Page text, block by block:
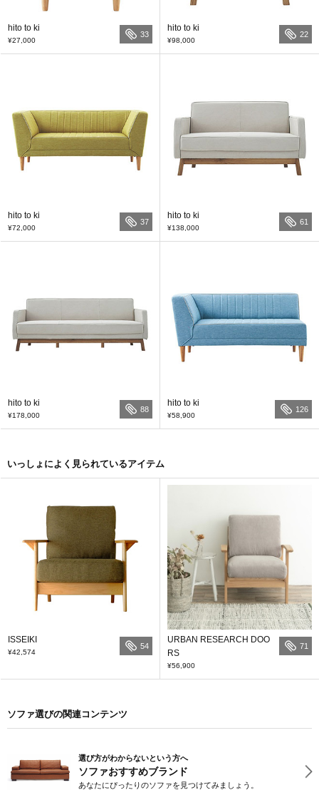
hito to ki
¥27,000
33
hito to ki
¥98,000
22
hito to ki
¥72,000
37
hito to ki
¥138,000
61
hito to ki
¥178,000
88
hito to ki
¥58,900
126
いっしょによく見られているアイテム
ISSEIKI
¥42,574
54
URBAN RESEARCH DOO
RS
¥56,900
71
ソファ選びの関連コンテンツ
選び方がわからないという方へ
ソファおすすめブランド
あなたにぴったりのソファを見つけてみましょう。